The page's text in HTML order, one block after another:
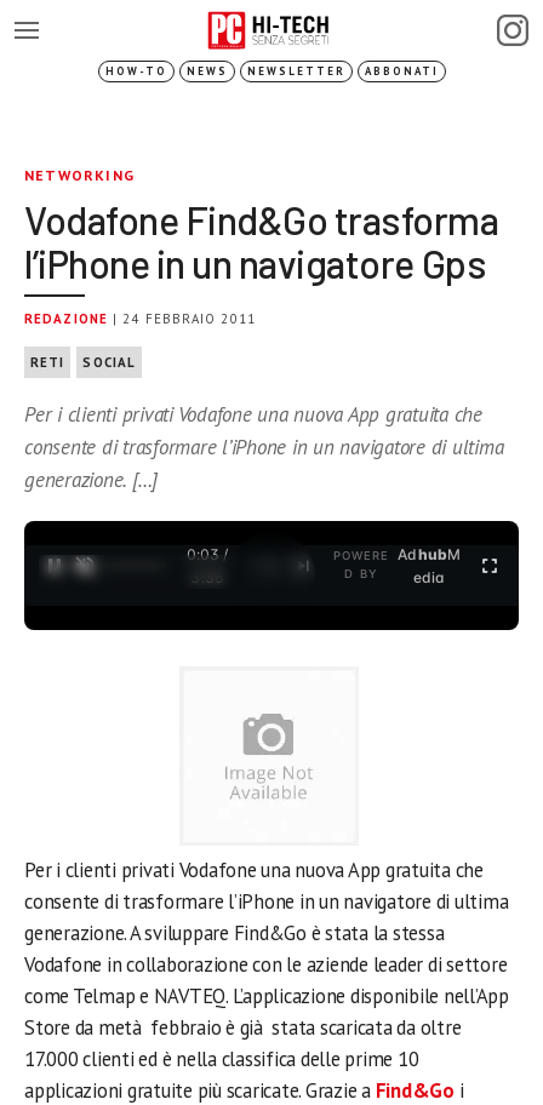
HOW-TO NEWS NEWSLETTER ABBONATI
NETWORKING
Vodafone Find&Go trasforma
l’iPhone in un navigatore Gps
REDAZIONE | 24 FEBBRAIO 2011
RETI SOCIAL
Per i clienti privati Vodafone una nuova App gratuita che
consente di trasformare l’iPhone in un navigatore di ultima
generazione. […]
0:03 /
3:35
POWERE
D BY
AdhubM
edia
Per i clienti privati Vodafone una nuova App gratuita che
consente di trasformare l’iPhone in un navigatore di ultima
generazione.A sviluppare Find&Go è stata la stessa
Vodafone in collaborazione con le aziende leader di settore
come Telmap e NAVTEQ. L’applicazione disponibile nell’App
Store da metà febbraio è già stata scaricata da oltre
17.000 clienti ed è nella classifica delle prime 10
applicazioni gratuite più scaricate. Grazie a Find&Go i